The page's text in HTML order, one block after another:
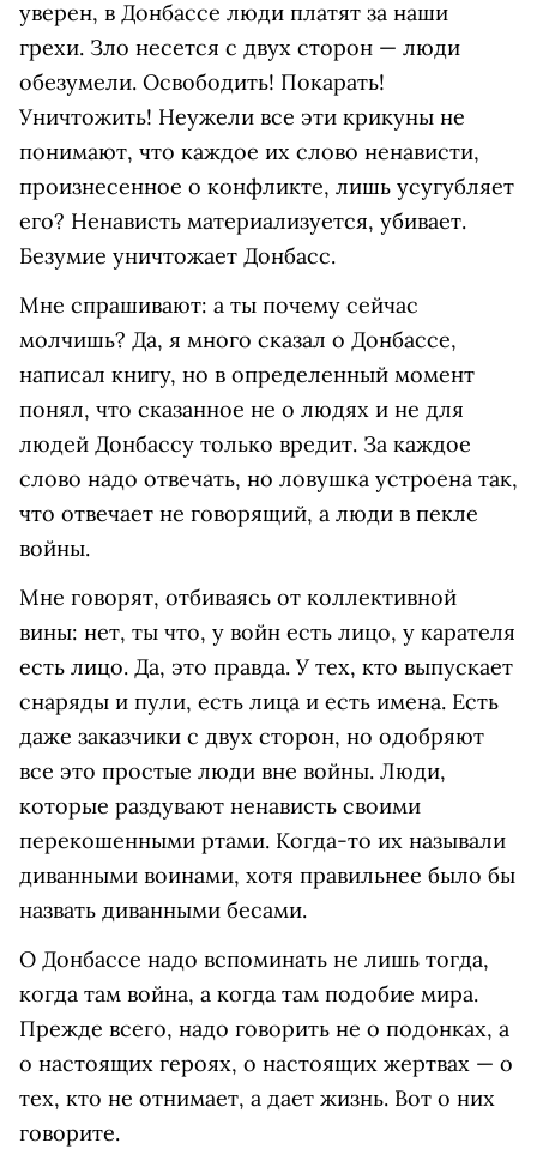
уверен, в Донбассе люди платят за наши
грехи. Зло несется с двух сторон — люди
обезумели. Освободить! Покарать!
Уничтожить! Неужели все эти крикуны не
понимают, что каждое их слово ненависти,
произнесенное о конфликте, лишь усугубляет
его? Ненависть материализуется, убивает.
Безумие уничтожает Донбасс.
Мне спрашивают: а ты почему сейчас
молчишь? Да, я много сказал о Донбассе,
написал книгу, но в определенный момент
понял, что сказанное не о людях и не для
людей Донбассу только вредит. За каждое
слово надо отвечать, но ловушка устроена так,
что отвечает не говорящий, а люди в пекле
войны.
Мне говорят, отбиваясь от коллективной
вины: нет, ты что, у войн есть лицо, у карателя
есть лицо. Да, это правда. У тех, кто выпускает
снаряды и пули, есть лица и есть имена. Есть
даже заказчики с двух сторон, но одобряют
все это простые люди вне войны. Люди,
которые раздувают ненависть своими
перекошенными ртами. Когда-то их называли
диванными воинами, хотя правильнее было бы
назвать диванными бесами.
О Донбассе надо вспоминать не лишь тогда,
когда там война, а когда там подобие мира.
Прежде всего, надо говорить не о подонках, а
о настоящих героях, о настоящих жертвах — о
тех, кто не отнимает, а дает жизнь. Вот о них
говорите.